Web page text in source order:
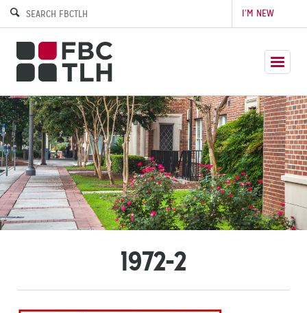
I’M NEW
1972-2